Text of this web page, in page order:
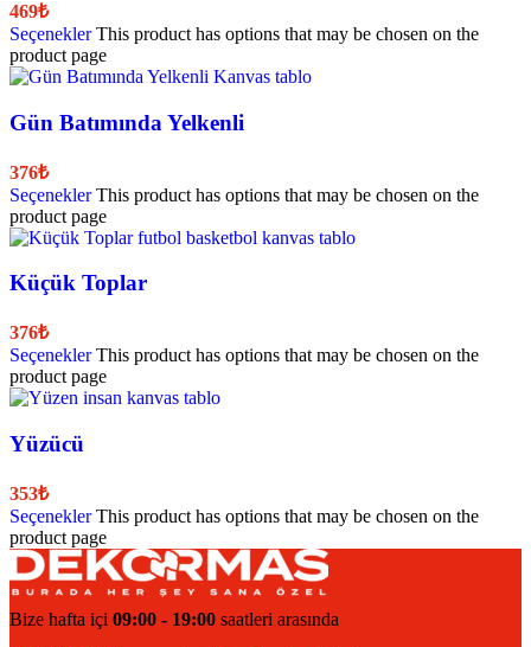
469₺
Seçenekler This product has options that may be chosen on the
product page
Gün Batımında Yelkenli
376₺
Seçenekler This product has options that may be chosen on the
product page
Küçük Toplar
376₺
Seçenekler This product has options that may be chosen on the
product page
Yüzücü
353₺
Seçenekler This product has options that may be chosen on the
product page
Bize hafta içi 09:00 - 19:00 saatleri arasında